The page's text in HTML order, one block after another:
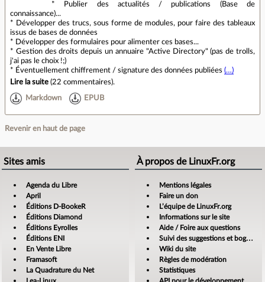
* Publier des actualités / publications (Base de
connaissance)...
* Développer des trucs, sous forme de modules, pour faire des tableaux
issus de bases de données
* Développer des formulaires pour alimenter ces bases...
* Gestion des droits depuis un annuaire "Active Directory" (pas de trolls,
j'ai pas le choix !;)
* Éventuellement chiffrement / signature des données publiées (…)
Lire la suite (22 commentaires).
Markdown EPUB
Revenir en haut de page
Sites amis
Agenda du Libre
April
Éditions D-BookeR
Éditions Diamond
Éditions Eyrolles
Éditions ENI
En Vente Libre
Framasoft
La Quadrature du Net
À propos de LinuxFr.org
Mentions légales
Faire un don
L’équipe de LinuxFr.org
Informations sur le site
Aide / Foire aux questions
Suivi des suggestions et bogues
Wiki du site
Règles de modération
Statistiques